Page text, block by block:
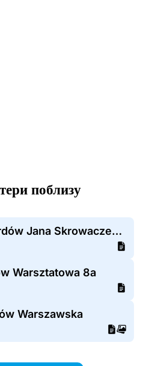
поблизу
Kaufland - Żyrardów Jana Skrowaczewskiego
Warsztatowa 8a
Warszawska